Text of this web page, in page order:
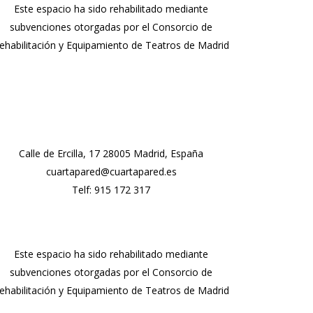
Este espacio ha sido rehabilitado mediante
subvenciones otorgadas por el Consorcio de
y Equipamiento de Teatros de Madrid
Calle de Ercilla, 17 28005 Madrid, España
cuartapared@cuartapared.es
Telf:915 172 317
Este espacio ha sido rehabilitado mediante
subvenciones otorgadas por el Consorcio de
y Equipamiento de Teatros de Madrid